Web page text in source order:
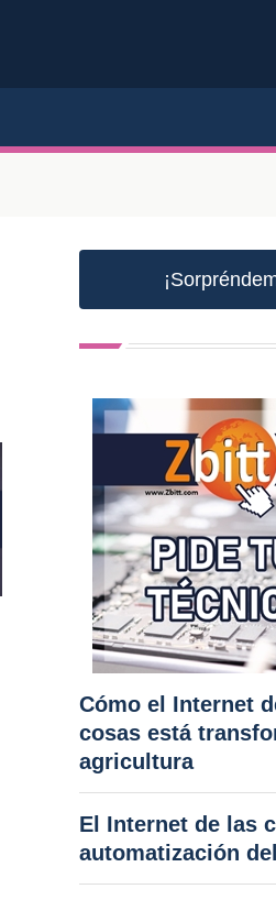
Cómo el Internet
cosas está
agricultura
El Internet de las
automatización